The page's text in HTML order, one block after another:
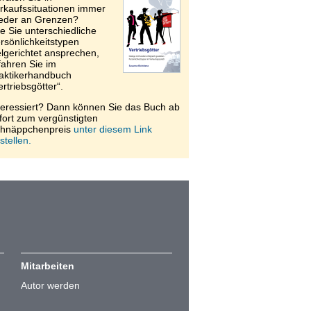
immer
an Grenzen?
Sie unterschiedliche
ansprechen,
Sie im
Dann können Sie das Buch ab
zum vergünstigten
unter diesem Link
Mitarbeiten
Autor werden